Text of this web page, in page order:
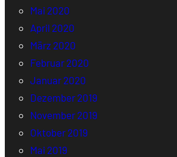
Mai 2020
April 2020
März 2020
Februar 2020
Januar 2020
Dezember 2019
November 2019
Oktober 2019
Mai 2019